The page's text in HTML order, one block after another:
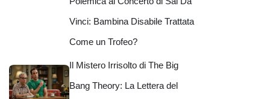
Vinci: Bambina Disabile Trattata
Come un Trofeo?
Il Mistero Irrisolto di The Big
Bang Theory: La Lettera del